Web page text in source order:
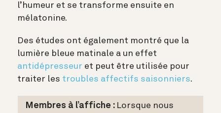
l’humeur et se transforme ensuite en
mélatonine.
Des études ont également montré que la
lumière bleue matinale a un effet
antidépresseur et peut être utilisée pour
traiter les troubles affectifs saisonniers.
Membres à l’affiche : Lorsque nous